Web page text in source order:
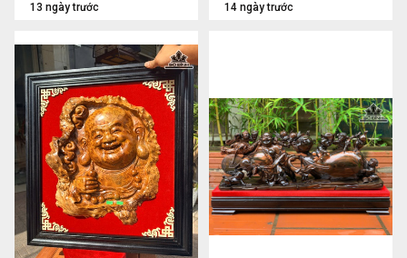
13 ngày trước 14 ngày trước